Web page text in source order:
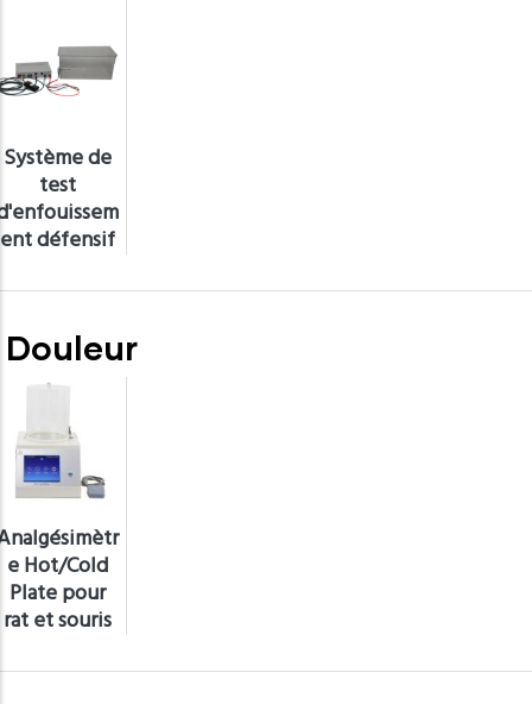
Système de
test
ent défensif
Douleur
e Hot/Cold
Plate pour
rat et souris